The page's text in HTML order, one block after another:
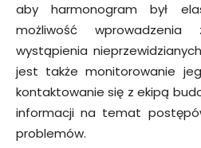
aby harmonogram był
możliwość
wystąpienia
jest także monitorowanie
kontaktowanie się z ekipą
informacji na temat
problemów.